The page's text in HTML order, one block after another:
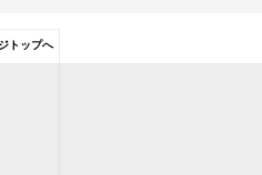
トップへ